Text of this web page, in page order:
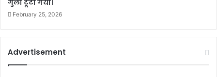
गुला टूटा गया।
February 25, 2026
Advertisement